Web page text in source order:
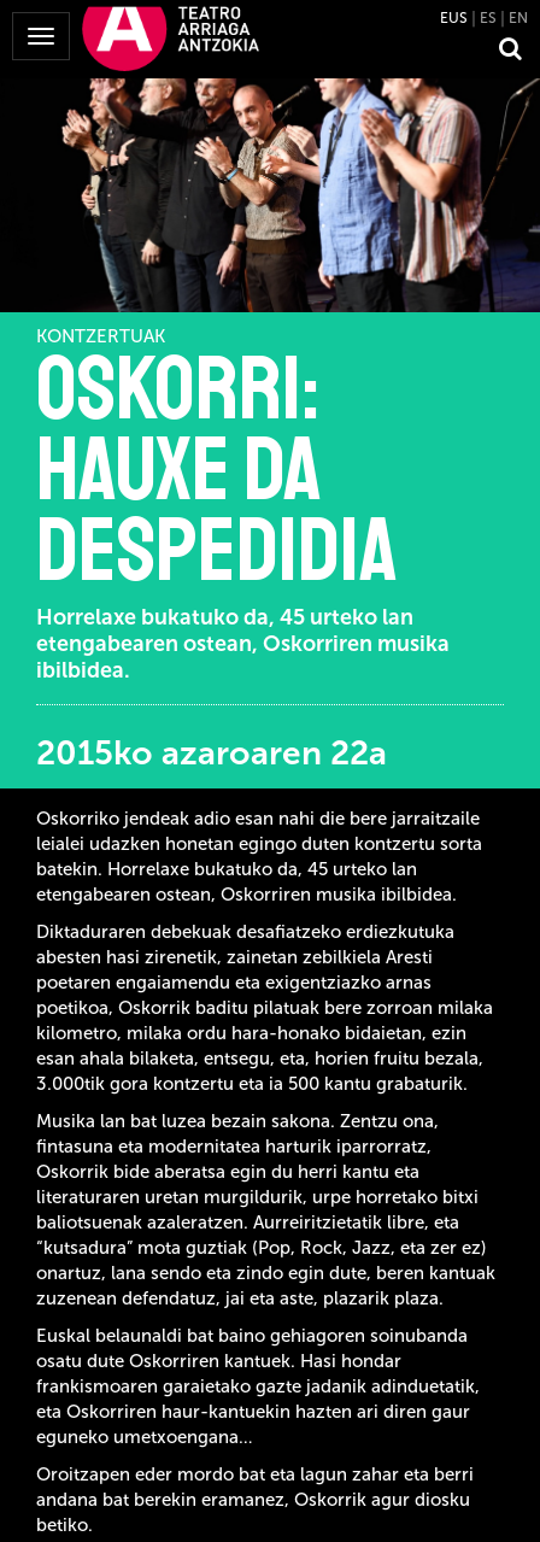
Menua
erakutsi
EUS ES EN
KONTZERTUAK
Oskorri:
Hauxe da
despedidia
Horrelaxe bukatuko da, 45 urteko lan
etengabearen ostean, Oskorriren musika
ibilbidea.
2015ko azaroaren 22a
Oskorriko jendeak adio esan nahi die bere jarraitzaile
leialei udazken honetan egingo duten kontzertu sorta
batekin. Horrelaxe bukatuko da, 45 urteko lan
etengabearen ostean, Oskorriren musika ibilbidea.
Diktaduraren debekuak desafiatzeko erdiezkutuka
abesten hasi zirenetik, zainetan zebilkiela Aresti
poetaren engaiamendu eta exigentziazko arnas
poetikoa, Oskorrik baditu pilatuak bere zorroan milaka
kilometro, milaka ordu hara-honako bidaietan, ezin
esan ahala bilaketa, entsegu, eta, horien fruitu bezala,
3.000tik gora kontzertu eta ia 500 kantu grabaturik.
Musika lan bat luzea bezain sakona. Zentzu ona,
fintasuna eta modernitatea harturik iparrorratz,
Oskorrik bide aberatsa egin du herri kantu eta
literaturaren uretan murgildurik, urpe horretako bitxi
baliotsuenak azaleratzen. Aurreiritzietatik libre, eta
“kutsadura” mota guztiak (Pop, Rock, Jazz, eta zer ez)
onartuz, lana sendo eta zindo egin dute, beren kantuak
zuzenean defendatuz, jai eta aste, plazarik plaza.
Euskal belaunaldi bat baino gehiagoren soinubanda
osatu dute Oskorriren kantuek. Hasi hondar
frankismoaren garaietako gazte jadanik adinduetatik,
eta Oskorriren haur-kantuekin hazten ari diren gaur
eguneko umetxoengana…
Oroitzapen eder mordo bat eta lagun zahar eta berri
andana bat berekin eramanez, Oskorrik agur diosku
betiko.